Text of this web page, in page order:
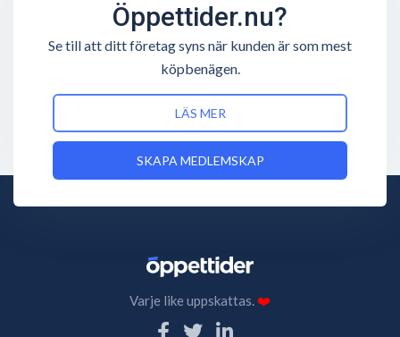
Öppettider.nu?
Se till att ditt företag syns när kunden är som mest
köpbenägen.
LÄS MER
SKAPA MEDLEMSKAP
Varje like uppskattas.❤️